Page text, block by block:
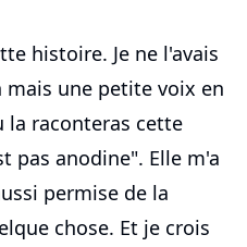
histoire. Je ne l'avais
mais une petite voix en
raconteras cette
pas anodine". Elle m'a
permise de la
chose. Et je crois